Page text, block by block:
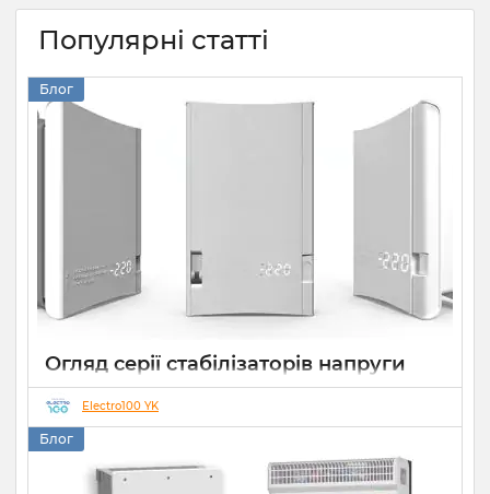
Популярні статті
Блог
Огляд серії стабілізаторів напруги
Елекс АНТС: більше ніж просто
захист
22 07 2026
Electro100 YK
Блог